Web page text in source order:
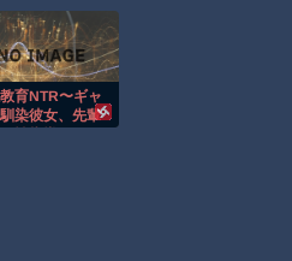
断された当時、世間はまだPTSDと
理解した富山のツバメが賢い。
散る灼熱の「マンガ毎週末セール（
育NTR〜ギャ
染彼女、先輩